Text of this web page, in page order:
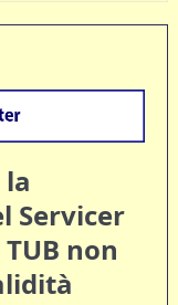
la
Servicer
non